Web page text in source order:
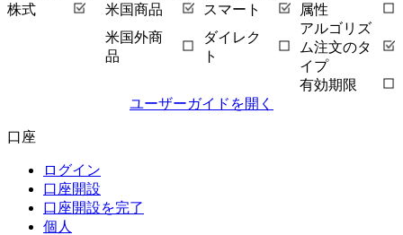
株式
米国商品 スマート
属性
米国外商
品
ダイレク
ト
アルゴリズ
ム注文のタ
イプ
有効期限
ユーザーガイドを開く
口座
ログイン
口座開設
口座開設を完了
個人